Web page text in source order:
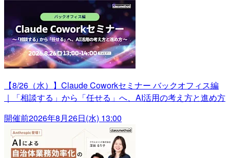
【8/26（水）】Claude Coworkセミナー バックオフィス編
｜「相談する」から「任せる」へ、AI活用の考え方と進め方
開催前2026年8月26日(水) 13:00